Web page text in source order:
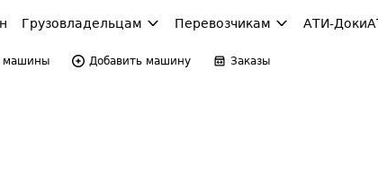
Грузовладельцам Перевозчикам АТИ-Доки
машины Добавить машину Заказы